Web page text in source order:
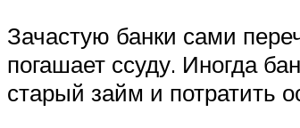
Зачастую банки сами
погашает ссуду. Иногда
старый займ и потратить